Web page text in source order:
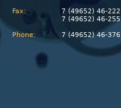
Fax:
7 (49652) 46-222
7 (49652) 46-255
Phone:
7 (49652) 46-376